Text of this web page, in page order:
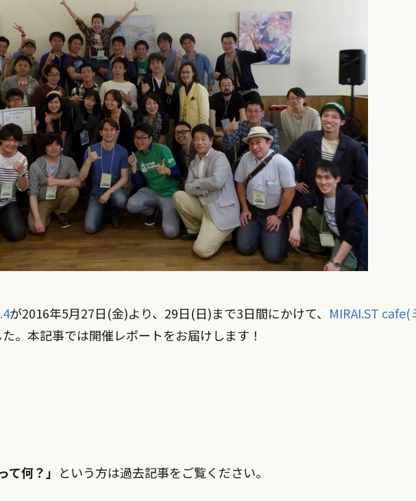
が2016年5月27日(金)より、29日(日)まで3日間にかけて、 MIRAI.ST cafe(
。本記事では開催レポートをお届けします！
何？」 という方は過去記事をご覧ください。